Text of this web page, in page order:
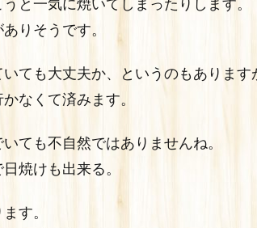
と一気に焼いてしまったりします。
りそうです。
ても大丈夫か、というのもあります
なくて済みます。
ても不自然ではありませんね。
焼けも出来る。
す。